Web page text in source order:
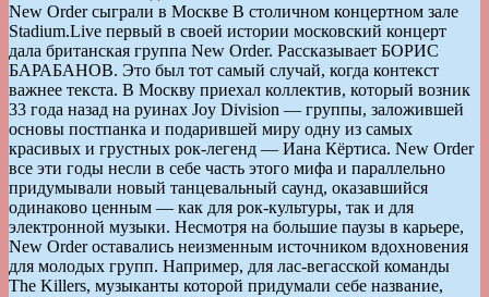
New Order сыграли в Москве В столичном концертном зале
Stadium.Live первый в своей истории московский концерт
дала британская группа New Order. Рассказывает БОРИС
БАРАБАНОВ. Это был тот самый случай, когда контекст
важнее текста. В Москву приехал коллектив, который возник
33 года назад на руинах Joy Division — группы, заложившей
основы постпанка и подарившей миру одну из самых
красивых и грустных рок-легенд — Иана Кёртиса. New Order
все эти годы несли в себе часть этого мифа и параллельно
придумывали новый танцевальный саунд, оказавшийся
одинаково ценным — как для рок-культуры, так и для
электронной музыки. Несмотря на большие паузы в карьере,
New Order оставались неизменным источником вдохновения
для молодых групп. Например, для лас-вегасской команды
The Killers, музыканты которой придумали себе название,